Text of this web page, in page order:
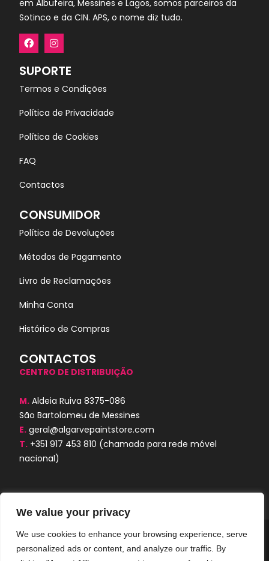
We value your privacy
We use cookies to enhance your browsing experience, serve
personalized ads or content, and analyze our traffic. By
em Albufeira, Messines e Lagos, somos parceiros da
Sotinco e da CIN. APS, o nome diz tudo.
SUPORTE
Termos e Condições
Política de Privacidade
Política de Cookies
FAQ
Contactos
CONSUMIDOR
Política de Devoluções
Métodos de Pagamento
Livro de Reclamações
Minha Conta
Histórico de Compras
CONTACTOS
CENTRO DE DISTRIBUIÇÃO
M. Aldeia Ruiva 8375-086
São Bartolomeu de Messines
E. geral@algarvepaintstore.com
T. +351 917 453 810 (chamada para rede móvel
nacional)
Algarve Paint Store © 2024. Todos os
direitos reservados. Desenvolvido por